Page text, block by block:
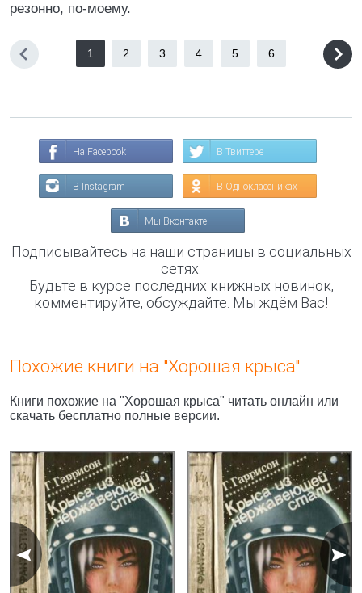
резонно, по-моему.
1 2 3 4 5 6
На Facebook В Твиттере
В Instagram В Одноклассниках
Мы Вконтакте
Подписывайтесь на наши страницы в социальных
сетях.
Будьте в курсе последних книжных новинок,
комментируйте, обсуждайте. Мы ждём Вас!
Похожие книги на "Хорошая крыса"
Книги похожие на "Хорошая крыса" читать онлайн или
скачать бесплатно полные версии.